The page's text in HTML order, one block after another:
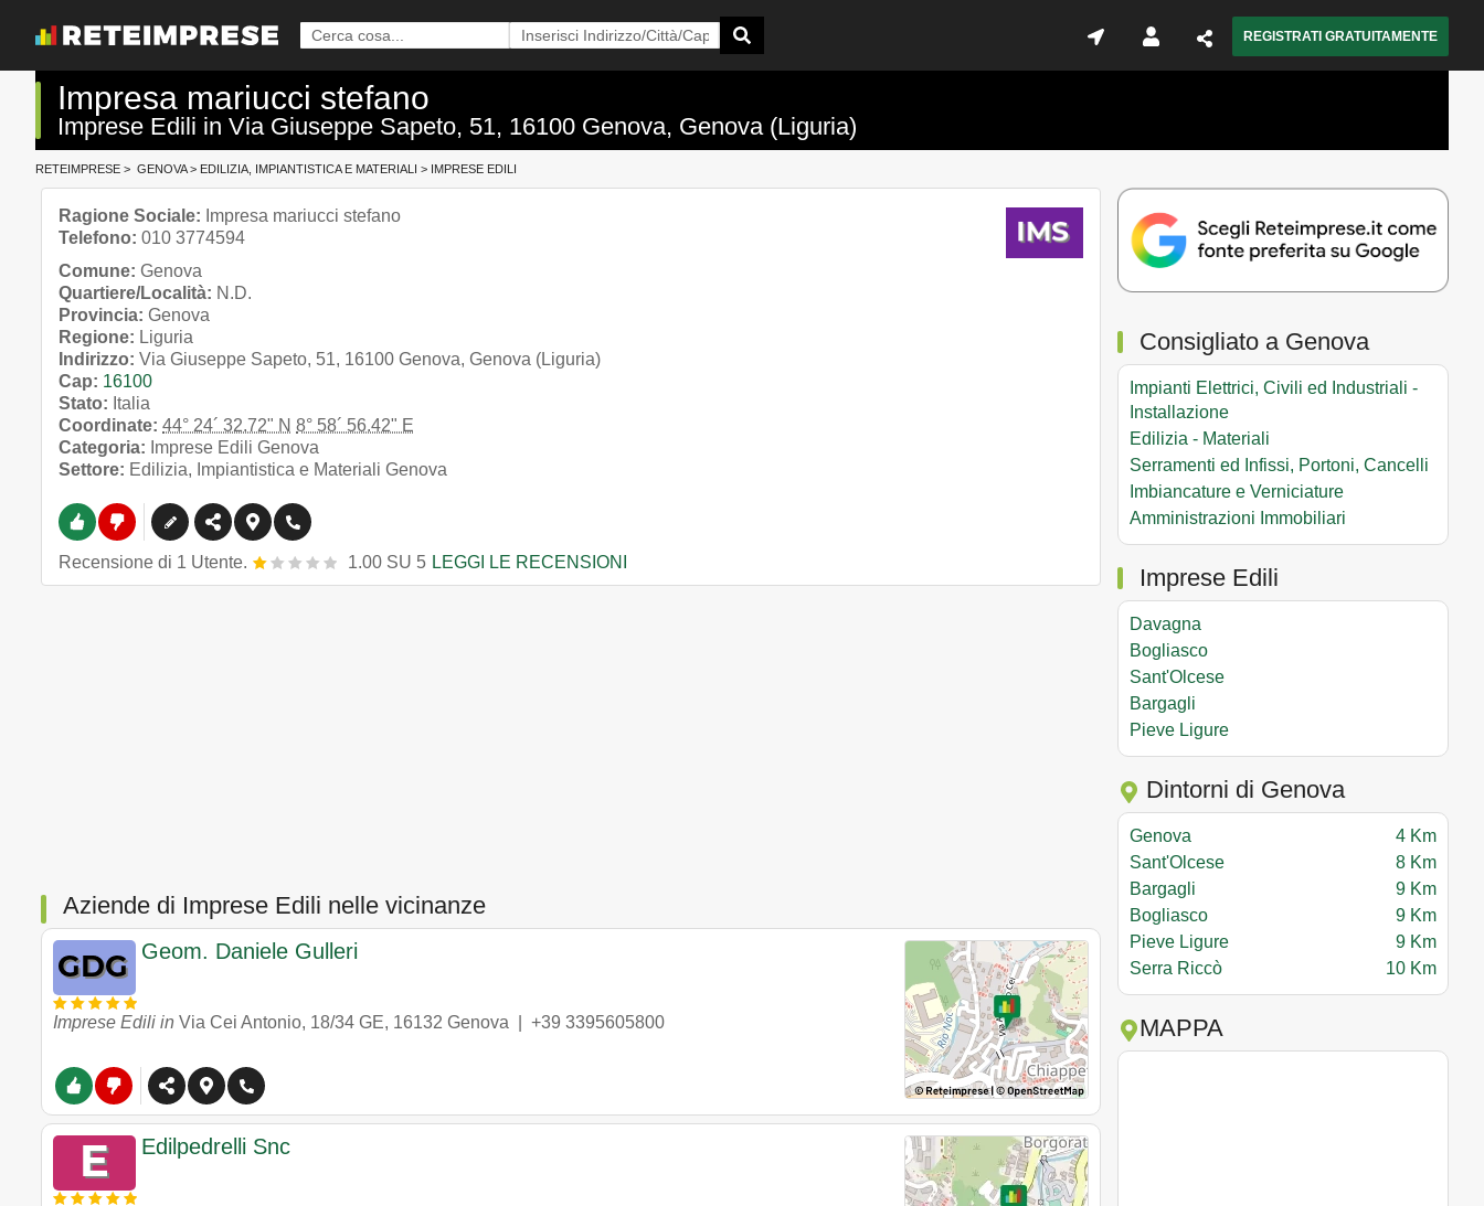
REGISTRATI GRATUITAMENTE
Impresa mariucci stefano
Imprese Edili in Via Giuseppe Sapeto, 51, 16100 Genova, Genova (Liguria)
RETEIMPRESE > GENOVA> EDILIZIA, IMPIANTISTICA E MATERIALI > IMPRESE EDILI
Ragione Sociale: Impresa mariucci stefano
Telefono: 010 3774594
Comune: Genova
Quartiere/Località: N.D.
Provincia: Genova
Regione: Liguria
Indirizzo: Via Giuseppe Sapeto, 51, 16100 Genova, Genova (Liguria)
Cap: 16100
Stato: Italia
Coordinate: 44° 24´ 32.72" N 8° 58´ 56.42" E
Categoria: Imprese Edili Genova
Settore: Edilizia, Impiantistica e Materiali Genova
Recensione di 1 Utente. 1.00 SU 5 LEGGI LE RECENSIONI
Aziende di Imprese Edili nelle vicinanze
Geom. Daniele Gulleri
Imprese Edili in Via Cei Antonio, 18/34 GE, 16132 Genova +39 3395605800
Edilpedrelli Snc
Consigliato a Genova
Impianti Elettrici, Civili ed Industriali -
Installazione
Edilizia - Materiali
Serramenti ed Infissi, Portoni, Cancelli
Imbiancature e Verniciature
Amministrazioni Immobiliari
Imprese Edili
Davagna
Bogliasco
Sant'Olcese
Bargagli
Pieve Ligure
Dintorni di Genova
Genova
4 Km
Sant'Olcese
8 Km
Bargagli
9 Km
Bogliasco
9 Km
Pieve Ligure
9 Km
Serra Riccò
10 Km
MAPPA